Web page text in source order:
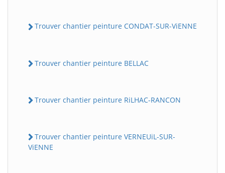
Trouver chantier peinture CONDAT-SUR-ViENNE
Trouver chantier peinture BELLAC
Trouver chantier peinture RiLHAC-RANCON
Trouver chantier peinture VERNEUiL-SUR-
ViENNE